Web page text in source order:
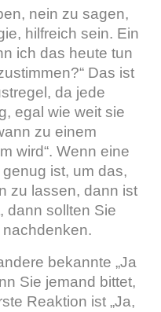
nein zu sagen,
hilfreich sein. Ein
ich das heute tun
Das ist
da jede
egal wie weit sie
zu einem
wird“. Wenn eine
ist, um das,
zu lassen, dann ist
dann sollten Sie
bekannte „Ja
Sie jemand bittet,
Reaktion ist „Ja,